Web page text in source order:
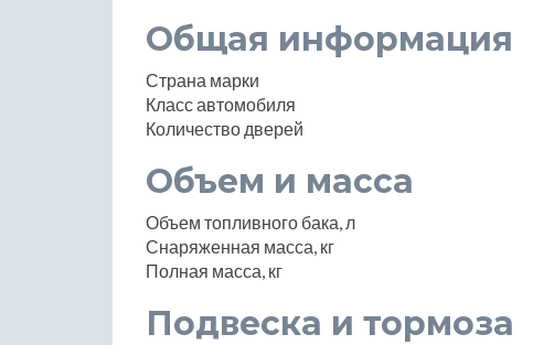
Общая информация
Страна марки
Класс автомобиля
Количество дверей
Объем и масса
Объем топливного бака, л
Снаряженная масса, кг
Полная масса, кг
Подвеска и тормоза